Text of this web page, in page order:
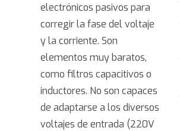
electrónicos pasivos para
corregir la fase del voltaje
y la corriente. Son
elementos muy baratos,
como filtros capacitivos o
inductores. No son capaces
de adaptarse a los diversos
voltajes de entrada (220V